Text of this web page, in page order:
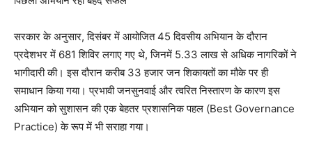
सरकार के अनुसार, दिसंबर में आयोजित 45 दिवसीय अभियान के दौरान
प्रदेशभर में 681 शिविर लगाए गए थे, जिनमें 5.33 लाख से अधिक नागरिकों ने
भागीदारी की। इस दौरान करीब 33 हजार जन शिकायतों का मौके पर ही
समाधान किया गया। प्रभावी जनसुनवाई और त्वरित निस्तारण के कारण इस
अभियान को सुशासन की एक बेहतर प्रशासनिक पहल (Best Governance
Practice) के रूप में भी सराहा गया।